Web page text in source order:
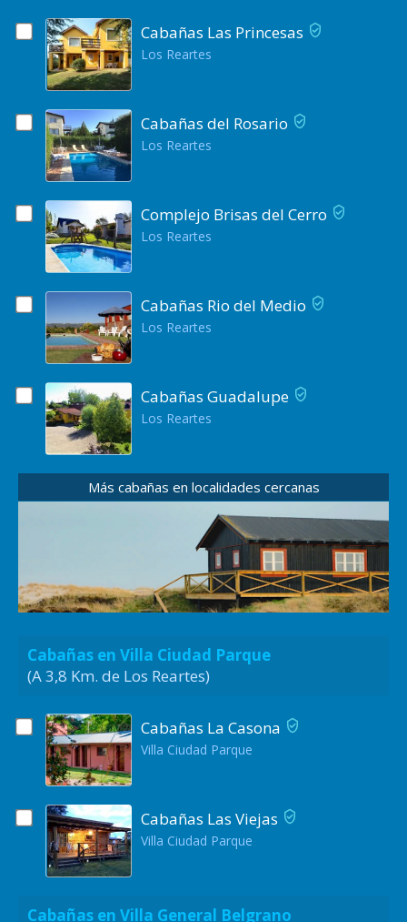
Cabañas Las Princesas
Los Reartes
Cabañas del Rosario
Los Reartes
Complejo Brisas del Cerro
Los Reartes
Cabañas Rio del Medio
Los Reartes
Cabañas Guadalupe
Los Reartes
Más cabañas en localidades cercanas
Cabañas en Villa Ciudad Parque
(A 3,8 Km. de Los Reartes)
Cabañas La Casona
Villa Ciudad Parque
Cabañas Las Viejas
Villa Ciudad Parque
Cabañas en Villa General Belgrano